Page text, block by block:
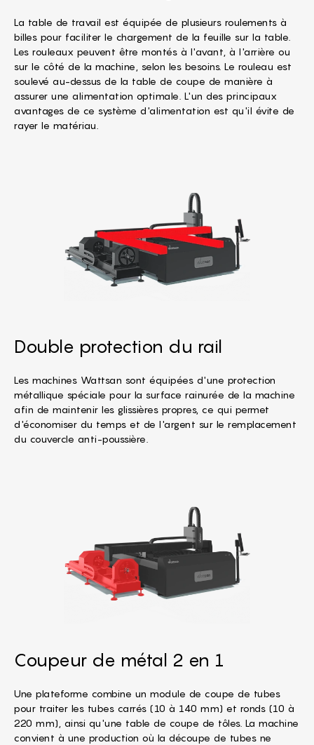
La table de travail est équipée de plusieurs roulements à
billes pour faciliter le chargement de la feuille sur la table.
Les rouleaux peuvent être montés à l'avant, à l'arrière ou
sur le côté de la machine, selon les besoins. Le rouleau est
soulevé au-dessus de la table de coupe de manière à
assurer une alimentation optimale. L'un des principaux
avantages de ce système d'alimentation est qu'il évite de
rayer le matériau.
Double protection du rail
Les machines Wattsan sont équipées d'une protection
métallique spéciale pour la surface rainurée de la machine
afin de maintenir les glissières propres, ce qui permet
d'économiser du temps et de l'argent sur le remplacement
du couvercle anti-poussière.
Coupeur de métal 2 en 1
Une plateforme combine un module de coupe de tubes
pour traiter les tubes carrés (10 à 140 mm) et ronds (10 à
220 mm), ainsi qu'une table de coupe de tôles. La machine
convient à une production où la découpe de tubes ne